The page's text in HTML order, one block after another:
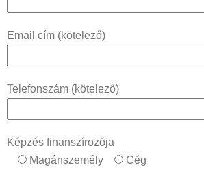
Email cím (kötelező)
Telefonszám (kötelező)
Képzés finanszírozója
Magánszemély
Cég